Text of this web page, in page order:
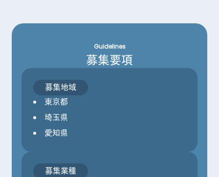
Guidelines
募集要項
募集地域
東京都
埼玉県
愛知県
募集業種